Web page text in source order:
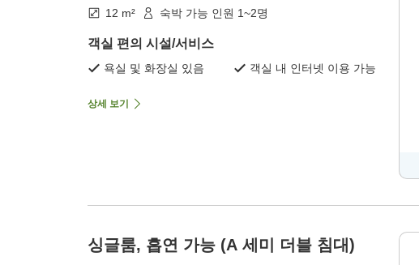
12 m² 숙박 가능 인원 1~2명
객실 편의 시설/서비스
욕실 및 화장실 있음 객실 내 인터넷 이용 가능
상세 보기
싱글룸, 흡연 가능 (A 세미 더블 침대)